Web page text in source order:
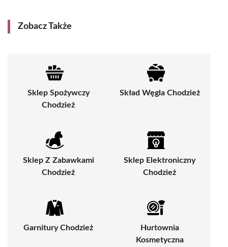
Zobacz Także
Sklep Spożywczy
Chodzież
Skład Węgla Chodzież
Sklep Z Zabawkami
Chodzież
Sklep Elektroniczny
Chodzież
Garnitury Chodzież
Hurtownia
Kosmetyczna